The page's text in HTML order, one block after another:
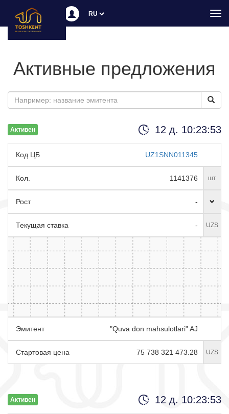
Активные предложения
Активен 12 д. 10:23:52
Код ЦБ UZ1SNN011345
Кол. 1141376 шт
Рост -
Текущая ставка - UZS
Эмитент "Quva don mahsulotlari" AJ
Стартовая цена 75 738 321 473.28 UZS
Активен 12 д. 10:23:52